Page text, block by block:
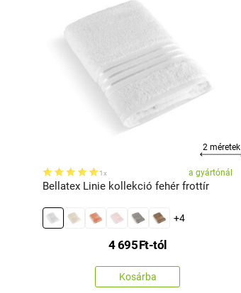
2 méretek
1x a gyártónál
Bellatex Linie kollekció fehér frottír
+4
4 695Ft-tól
Kosárba